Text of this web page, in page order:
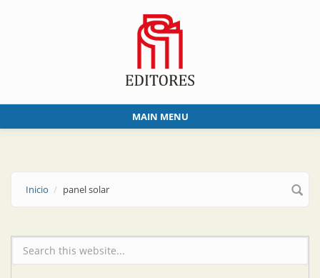
MAIN MENU
Inicio panel solar
Formulario de búsqueda